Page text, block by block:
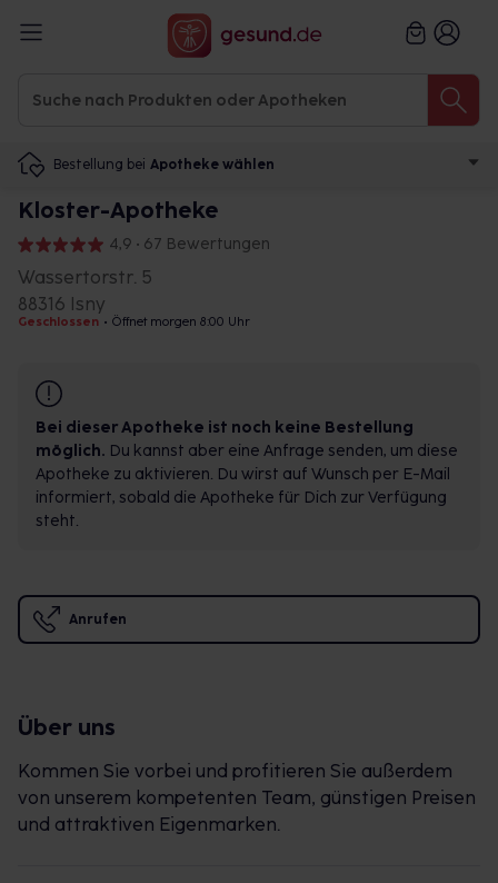
Bestellung bei Apotheke wählen
Kloster-Apotheke
4,9 • 67 Bewertungen
Wassertorstr. 5
88316 Isny
Geschlossen • Öffnet morgen 8:00 Uhr
Bei dieser Apotheke ist noch keine Bestellung
möglich. Du kannst aber eine Anfrage senden, um diese
Apotheke zu aktivieren. Du wirst auf Wunsch per E-Mail
informiert, sobald die Apotheke für Dich zur Verfügung
steht.
Anrufen
Über uns
Kommen Sie vorbei und profitieren Sie außerdem
von unserem kompetenten Team, günstigen Preisen
und attraktiven Eigenmarken.